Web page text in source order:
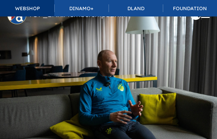
WEBSHOP DINAMO+ DLAND FOUNDATION
TOP_BAR.MembershipSuffix